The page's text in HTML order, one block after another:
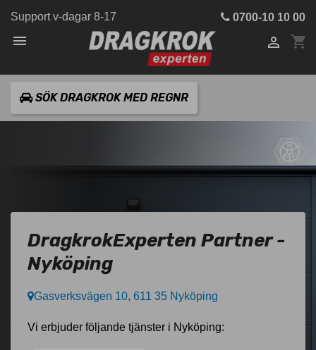
Support v-dagar 8-17 0700-10 10 00
 shopping_cart

SÖK DRAGKROK MED REGNR
DragkrokExperten Partner -
Nyköping
Gasverksvägen 10, 611 35 Nyköping
Vi erbjuder följande tjänster i Nyköping: